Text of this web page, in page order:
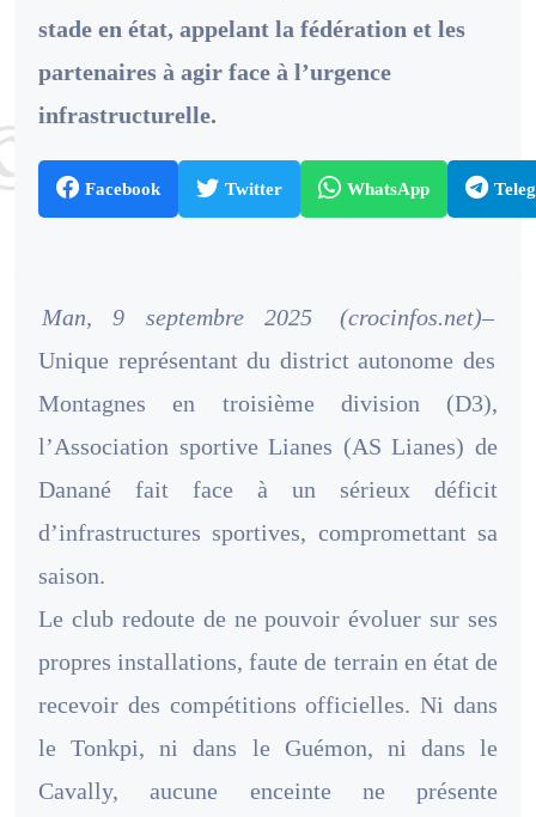
stade en état, appelant la fédération et les
partenaires à agir face à l’urgence
infrastructurelle.
Facebook Twitter WhatsApp
Man, 9 septembre 2025
(crocinfos.net)–
Unique représentant du district autonome des
Montagnes en troisième division (D3),
l’Association sportive Lianes (AS Lianes) de
Danané fait face à un sérieux déficit
d’infrastructures sportives, compromettant sa
saison.
Le club redoute de ne pouvoir évoluer sur ses
propres installations, faute de terrain en état de
recevoir des compétitions officielles. Ni dans
le Tonkpi, ni dans le Guémon, ni dans le
Cavally, aucune enceinte ne présente